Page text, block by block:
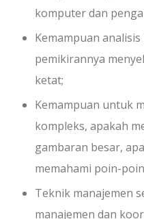
komputer dan
Kemampuan
pemikirannya
ketat;
Kemampuan untuk
kompleks, apakah
gambaran besar,
memahami poin-
Teknik manajemen
manajemen dan